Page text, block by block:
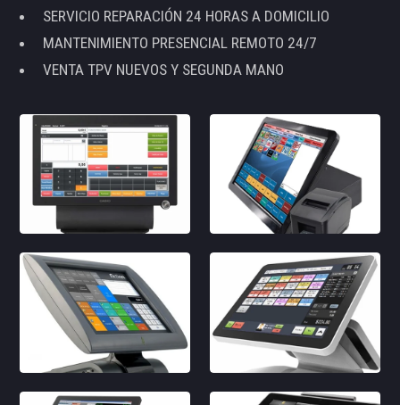
SERVICIO REPARACIÓN 24 HORAS A DOMICILIO
MANTENIMIENTO PRESENCIAL REMOTO 24/7
VENTA TPV NUEVOS Y SEGUNDA MANO